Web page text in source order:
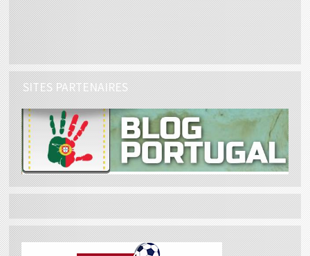
SITES PARTENAIRES